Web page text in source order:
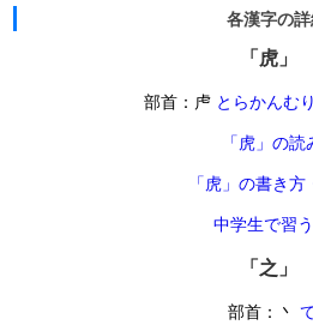
各漢字の
「虎」
部首：虍 とらかんむ
「虎」の読
「虎」の書き
中学生で習
「之」
部首：丶